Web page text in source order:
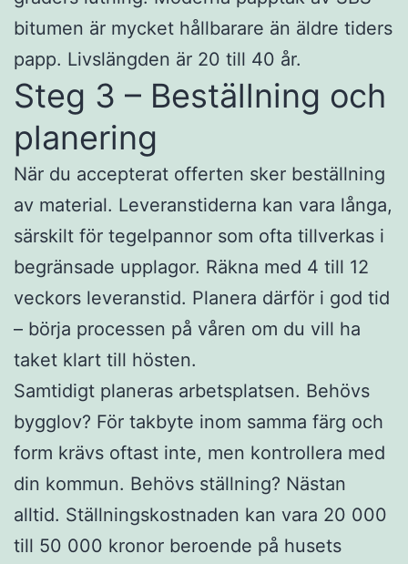
bitumen är mycket hållbarare än äldre tiders
papp. Livslängden är 20 till 40 år.
Steg 3 – Beställning och
planering
När du accepterat offerten sker beställning
av material. Leveranstiderna kan vara långa,
särskilt för tegelpannor som ofta tillverkas i
begränsade upplagor. Räkna med 4 till 12
veckors leveranstid. Planera därför i god tid
– börja processen på våren om du vill ha
taket klart till hösten.
Samtidigt planeras arbetsplatsen. Behövs
bygglov? För takbyte inom samma färg och
form krävs oftast inte, men kontrollera med
din kommun. Behövs ställning? Nästan
alltid. Ställningskostnaden kan vara 20 000
till 50 000 kronor beroende på husets